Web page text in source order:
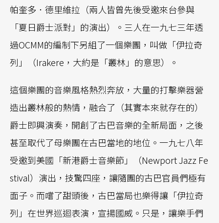
帕奎多．德里維拉（兩人皆曾先後受邀來台參與
「夏日爵士派對」的演出）。三人在一九七三年透
過OCMM的編制下另組了一個樂團，叫做「伊拉奇
列」（Irakere，大約是「叢林」的意思）。
這個樂團的音樂風格熱烈奔放，大量的打擊樂器營
造出叢林般的熱情，融合了（其實本來就存在的）
爵士即興演奏，開創了古巴音樂的全新局面，之後
甚至取代了母樂團在古巴當地的地位。一九七八年
受邀到美國「新港爵士音樂節」（Newport Jazz Fe
stival）演出，技驚四座，讓隨團的古巴官員們極有
面子。而嚐了甜頭後，古巴當局也樂得讓「伊拉奇
列」在世界巡迴表演，宣揚國威。只是，讓樂手們